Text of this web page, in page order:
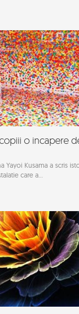
o incapere
Yayoi Kusama a scris
care a...